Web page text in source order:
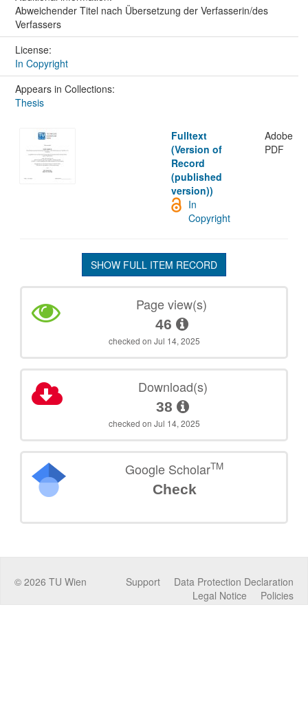
Abweichender Titel nach Übersetzung der Verfasserin/des
Verfassers
License:
In Copyright
Appears in Collections:
Thesis
Fulltext
(Version of
Record
(published
version))
Adobe
PDF
In
Copyright
SHOW FULL ITEM RECORD
Page view(s)
46
checked on Jul 14, 2025
Download(s)
38
checked on Jul 14, 2025
Google ScholarTM
Check
© 2026 TU Wien Data Protection Declaration
Support
Policies
Legal Notice